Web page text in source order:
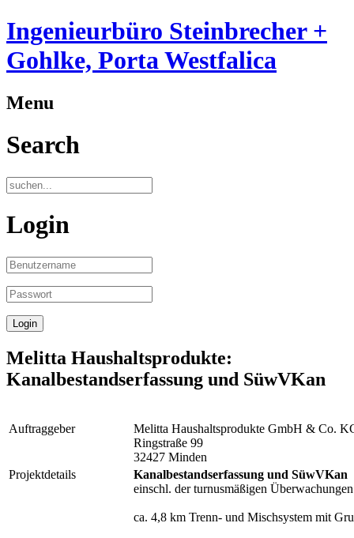
Ingenieurbüro Steinbrecher +
Gohlke, Porta Westfalica
Menu
Search
Login
Melitta Haushaltsprodukte:
Kanalbestandserfassung und SüwVKan
Auftraggeber
Melitta Haushaltsprodukte GmbH & Co.
Ringstraße 99
32427 Minden
Projektdetails
Kanalbestandserfassung und SüwVKan
einschl. der turnusmäßigen Überwachungen
ca. 4,8 km Trenn- und Mischsystem mit